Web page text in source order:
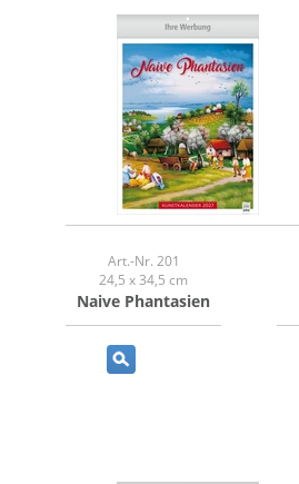
Art.-Nr. 201
24,5 x 34,5 cm
Naive Phantasien